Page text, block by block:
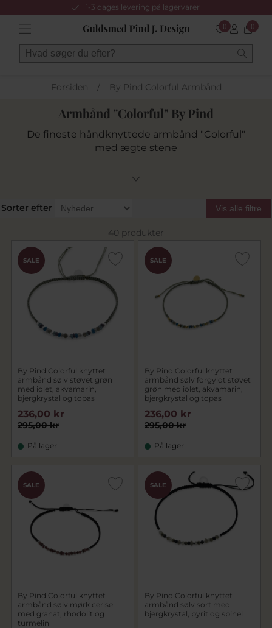
1-3 dages levering på lagervarer
0 0
Forsiden / By Pind Colorful Armbånd
Armbånd "Colorful" By Pind
De fineste håndknyttede armbånd "Colorful"
med ægte stene
Sorter efter Vis alle filtre
40 produkter
SALE
By Pind Colorful knyttet
armbånd sølv støvet grøn
med iolet, akvamarin,
bjergkrystal og topas
295,00 kr
236,00 kr
På lager
SALE
By Pind Colorful knyttet
armbånd sølv forgyldt støvet
grøn med iolet, akvamarin,
bjergkrystal og topas
295,00 kr
236,00 kr
På lager
SALE
By Pind Colorful knyttet
armbånd sølv mørk cerise
med granat, rhodolit og
turmelin
SALE
By Pind Colorful knyttet
armbånd sølv sort med
bjergkrystal, pyrit og spinel